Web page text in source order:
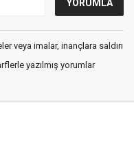
veya imalar, inançlara saldırı
yazılmış yorumlar